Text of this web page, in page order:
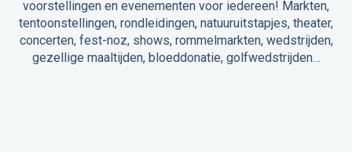
voorstellingen en evenementen voor iedereen! Markten,
tentoonstellingen, rondleidingen, natuuruitstapjes, theater,
concerten, fest-noz, shows, rommelmarkten, wedstrijden,
gezellige maaltijden, bloeddonatie, golfwedstrijden…